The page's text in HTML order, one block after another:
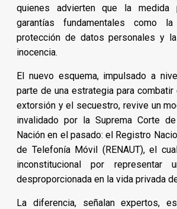
quienes advierten que la medida
garantías fundamentales como
protección de datos personales y
inocencia.
El nuevo esquema, impulsado a
parte de una estrategia para
extorsión y el secuestro, revive un
invalidado por la Suprema Corte
Nación en el pasado: el Registro
de Telefonía Móvil (RENAUT), el
inconstitucional por representar
desproporcionada en la vida privada
La diferencia, señalan expertos,